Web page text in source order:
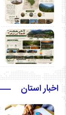
اخبار استان